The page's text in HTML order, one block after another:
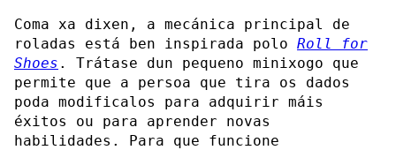
Coma xa dixen, a mecánica principal de
roladas está ben inspirada polo Roll for
Shoes . Trátase dun pequeno minixogo que
permite que a persoa que tira os dados
poda modificalos para adquirir máis
éxitos ou para aprender novas
habilidades. Para que funcione